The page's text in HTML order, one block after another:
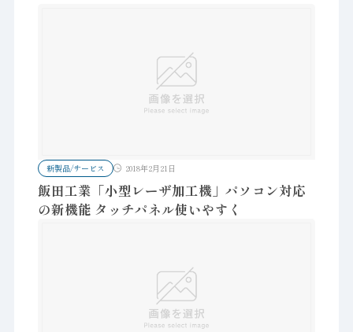
新製品/サービス 2018年2月21日
飯田工業「小型レーザ加工機」パソコン対応
の新機能 タッチパネル使いやすく